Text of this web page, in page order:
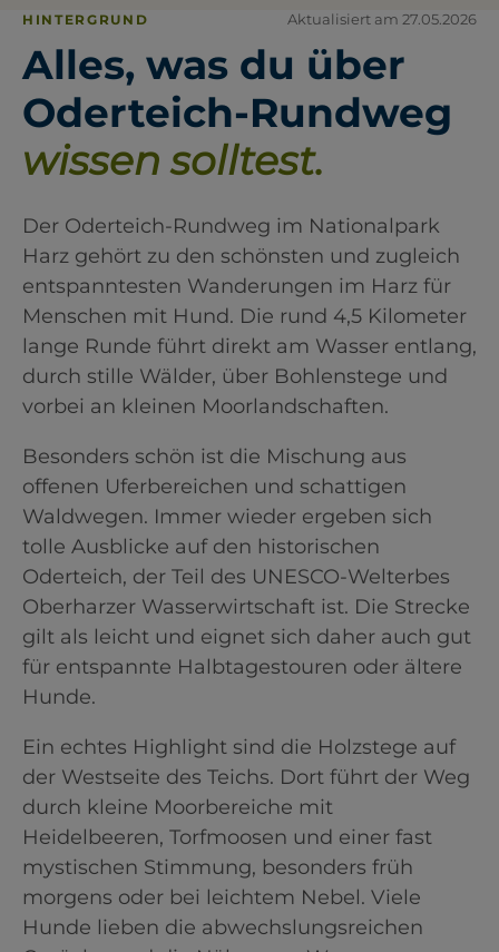
HINTERGRUND Aktualisiert am 27.05.2026
Alles, was du über
Oderteich-Rundweg
wissen solltest.
Der Oderteich-Rundweg im Nationalpark
Harz gehört zu den schönsten und zugleich
entspanntesten Wanderungen im Harz für
Menschen mit Hund. Die rund 4,5 Kilometer
lange Runde führt direkt am Wasser entlang,
durch stille Wälder, über Bohlenstege und
vorbei an kleinen Moorlandschaften.
Besonders schön ist die Mischung aus
offenen Uferbereichen und schattigen
Waldwegen. Immer wieder ergeben sich
tolle Ausblicke auf den historischen
Oderteich, der Teil des UNESCO-Welterbes
Oberharzer Wasserwirtschaft ist. Die Strecke
gilt als leicht und eignet sich daher auch gut
für entspannte Halbtagestouren oder ältere
Hunde.
Ein echtes Highlight sind die Holzstege auf
der Westseite des Teichs. Dort führt der Weg
durch kleine Moorbereiche mit
Heidelbeeren, Torfmoosen und einer fast
mystischen Stimmung, besonders früh
morgens oder bei leichtem Nebel. Viele
Hunde lieben die abwechslungsreichen